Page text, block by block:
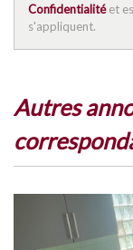
Confidentialitéet es
s'appliquent.
autres annonces immobilières